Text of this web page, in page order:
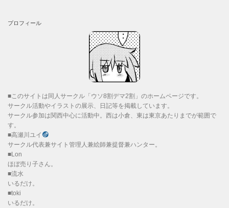
プロフィール
■このサイトは同人サークル「ウソ8割デマ2割」のホームページです。
サークル活動やイラストの展示、日記等を掲載しています。
サークル参加は関西中心に活動中。西は小倉、東は東京あたりまでが範囲で
す。
■高瀬川ユイ
サークル代表兼サイト管理人兼絵師兼提督兼ハンター。
■Lon
ほぼ売り子さん。
■流水
いるだけ。
■toki
いるだけ。